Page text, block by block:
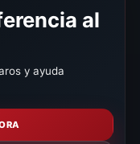
al
y ayuda